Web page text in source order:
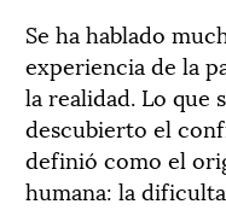
Se ha hablado
experiencia de la
la realidad. Lo que
descubierto el
definió como el
humana: la